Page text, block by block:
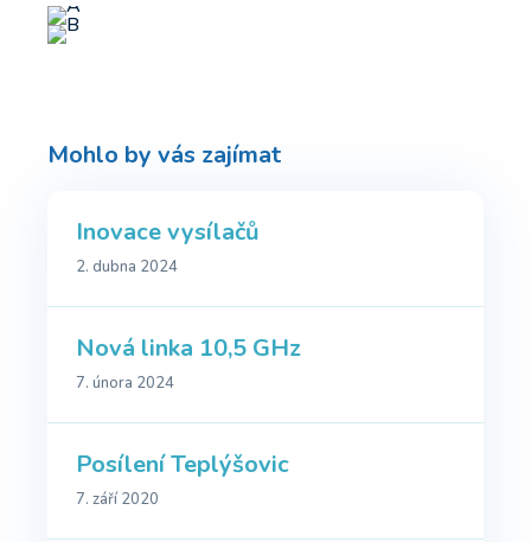
Mohlo by vás zajímat
Inovace vysílačů
2. dubna 2024
Nová linka 10,5 GHz
7. února 2024
Posílení Teplýšovic
7. září 2020